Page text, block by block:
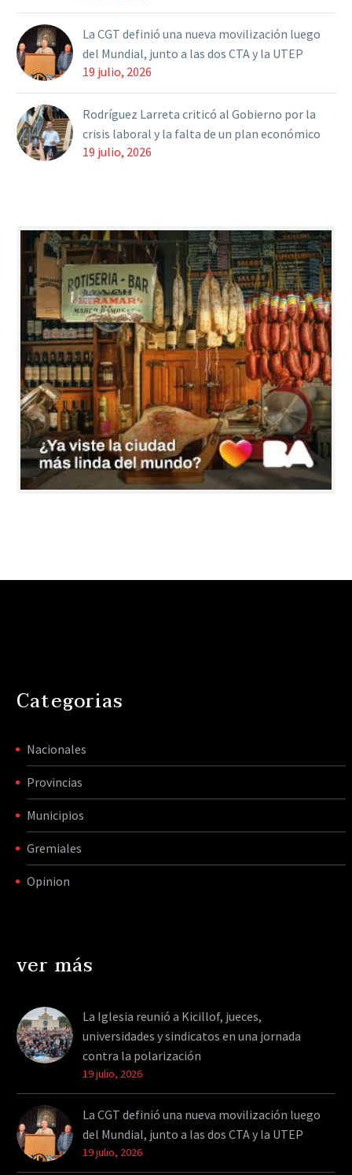
La CGT definió una nueva movilización luego
del Mundial, junto a las dos CTA y la UTEP
19 julio, 2026
Rodríguez Larreta criticó al Gobierno por la
crisis laboral y la falta de un plan económico
19 julio, 2026
Categorias
Nacionales
Provincias
Municipios
Gremiales
Opinion
ver más
La Iglesia reunió a Kicillof, jueces,
universidades y sindicatos en una jornada
contra la polarización
19 julio, 2026
La CGT definió una nueva movilización luego
del Mundial, junto a las dos CTA y la UTEP
19 julio, 2026